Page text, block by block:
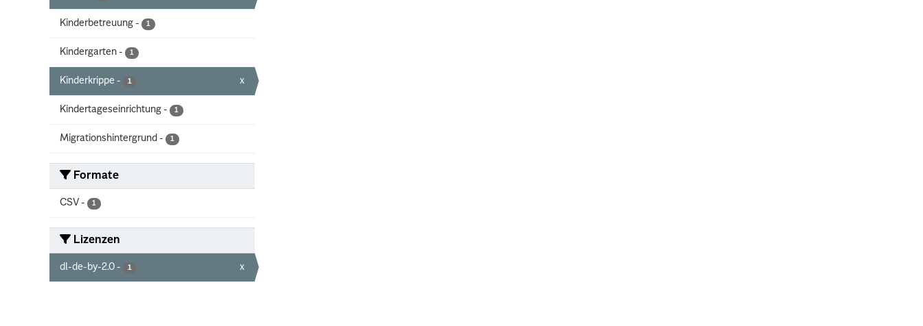
Kinderbetreuung - 1
Kindergarten - 1
Kinderkrippe - 1 x
Kindertageseinrichtung - 1
Migrationshintergrund - 1
Formate
CSV - 1
Lizenzen
dl-de-by-2.0 - 1 x